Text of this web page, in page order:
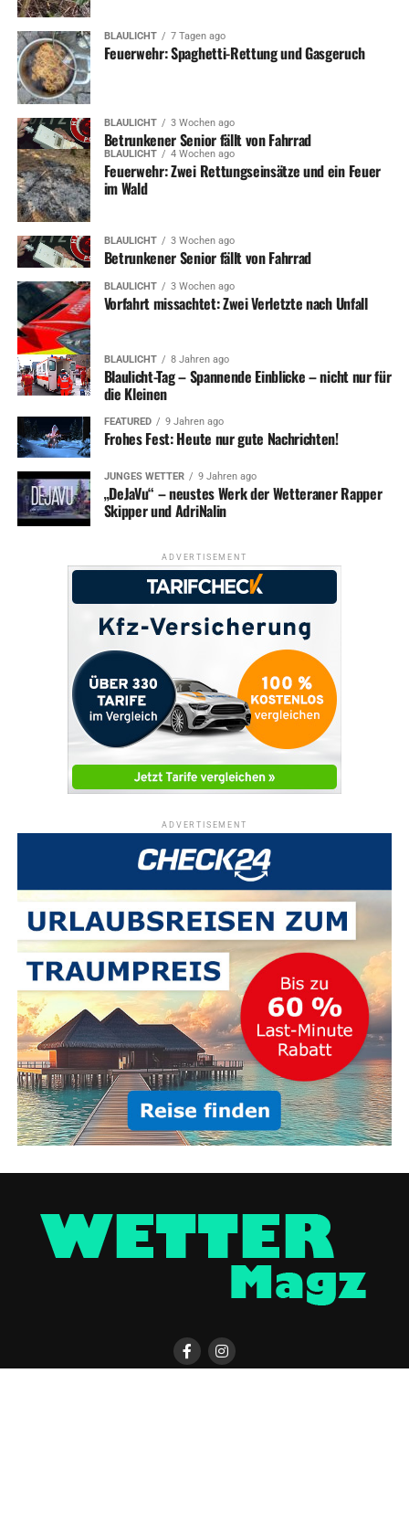
BLAULICHT 7 Tagen ago
Feuerwehr: Spaghetti-Rettung und Gasgeruch
BLAULICHT 3 Wochen ago
Betrunkener Senior fällt von Fahrrad
BLAULICHT 4 Wochen ago
Feuerwehr: Zwei Rettungseinsätze und ein Feuer
im Wald
BLAULICHT 3 Wochen ago
Betrunkener Senior fällt von Fahrrad
BLAULICHT 3 Wochen ago
Vorfahrt missachtet: Zwei Verletzte nach Unfall
BLAULICHT 8 Jahren ago
Blaulicht-Tag – Spannende Einblicke – nicht nur für
die Kleinen
FEATURED 9 Jahren ago
Frohes Fest: Heute nur gute Nachrichten!
JUNGES WETTER 9 Jahren ago
„DeJaVu“ – neustes Werk der Wetteraner Rapper
Skipper und AdriNalin
ADVERTISEMENT
ADVERTISEMENT